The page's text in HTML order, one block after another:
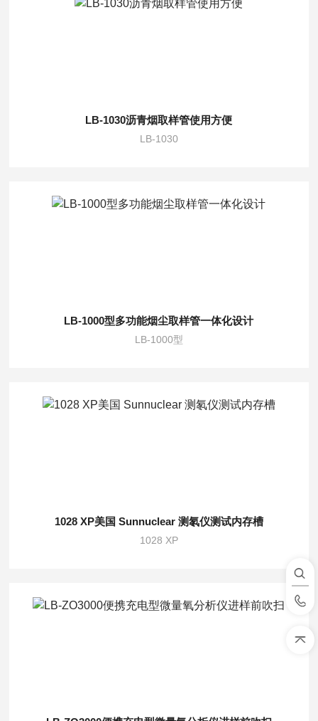
LB-1030沥青烟取样管使用方便
LB-1030
LB-1000型多功能烟尘取样管一体化设计
LB-1000型
1028 XP美国 Sunnuclear 测氡仪测试内存槽
1028 XP